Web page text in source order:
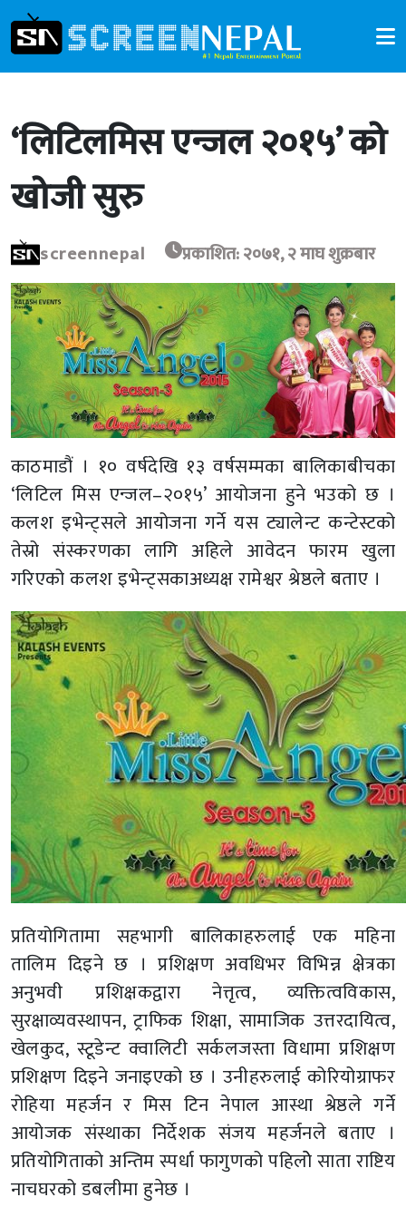
‘लिटिलमिस एन्जल २०१५’ को
खोजी सुरु
screennepal प्रकाशित: २०७१, २ माघ शुक्रबार
काठमाडौं । १० वर्षदेखि १३ वर्षसम्मका बालिकाबीचका
‘लिटिल मिस एन्जल–२०१५’ आयोजना हुने भउको छ ।
कलश इभेन्ट्सले आयोजना गर्ने यस ट्यालेन्ट कन्टेस्टको
तेस्रो संस्करणका लागि अहिले आवेदन फारम खुला
गरिएको कलश इभेन्ट्सकाअध्यक्ष रामेश्वर श्रेष्ठले बताए ।
प्रतियोगितामा सहभागी बालिकाहरुलाई एक महिना
तालिम दिइने छ । प्रशिक्षण अवधिभर विभिन्न क्षेत्रका
अनुभवी प्रशिक्षकद्वारा नेत्तृत्व, व्यक्तित्वविकास,
सुरक्षाव्यवस्थापन, ट्राफिक शिक्षा, सामाजिक उत्तरदायित्व,
खेलकुद, स्टूडेन्ट क्वालिटी सर्कलजस्ता विधामा प्रशिक्षण
प्रशिक्षण दिइने जनाइएको छ । उनीहरुलाई कोरियोग्राफर
रोहिया महर्जन र मिस टिन नेपाल आस्था श्रेष्ठले गर्ने
आयोजक संस्थाका निर्देशक संजय महर्जनले बताए ।
प्रतियोगिताको अन्तिम स्पर्धा फागुणको पहिलोे साता राष्टिय
नाचघरको डबलीमा हुनेछ ।